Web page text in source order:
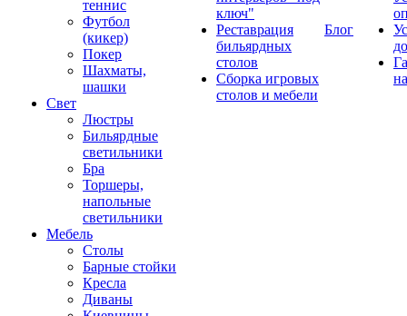
теннис
Футбол
(кикер)
Покер
Шахматы,
шашки
Свет
Люстры
Бильярдные
светильники
Бра
Торшеры,
напольные
светильники
Мебель
Столы
Барные стойки
Кресла
Диваны
ключ"
Реставрация
бильярдных
столов
Сборка игровых
столов и мебели
Блог